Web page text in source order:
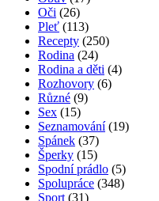
Oči (26)
Pleť (113)
Recepty (250)
Rodina (24)
Rodina a děti (4)
Rozhovory (6)
Různé (9)
Sex (15)
Seznamování(19)
Spánek (37)
Šperky (15)
Spodní prádlo (5)
Spolupráce (348)
Sport (31)